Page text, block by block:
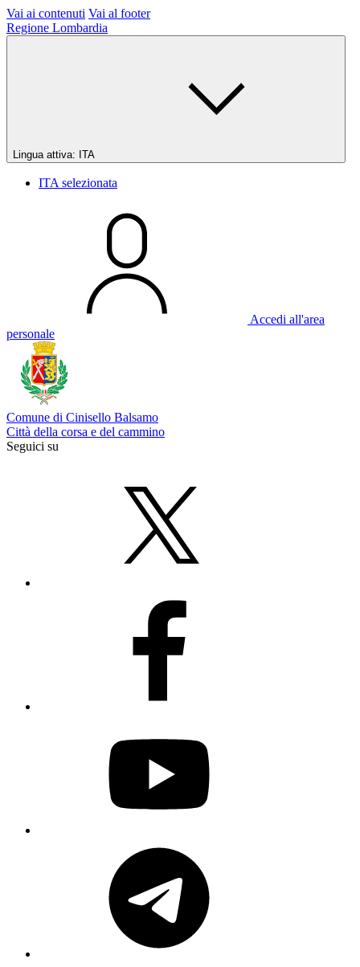
Vai ai contenuti Vai al footer
Regione Lombardia
Lingua attiva: ITA
ITA selezionata
Accedi all'area
personale
Comune di Cinisello Balsamo
Città della corsa e del cammino
Seguici su